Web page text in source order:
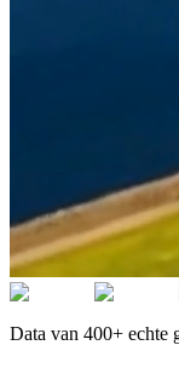
Data van 400+ echte